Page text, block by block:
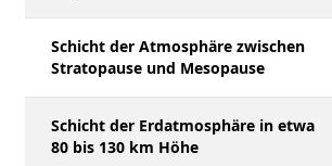
Schicht der Atmosphäre zwischen
Stratopause und Mesopause
Schicht der Erdatmosphäre in etwa
80 bis 130 km Höhe